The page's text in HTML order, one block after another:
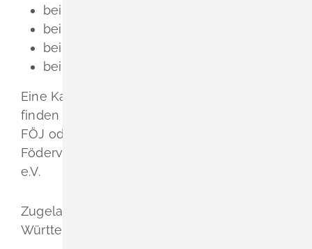
bei Natur- und Umweltschutzverbänden
bei Natur- und Umweltschutzzentren
bei umweltorientierten Unternehmen
bei Umwelt- oder Planungsämtern
Eine Karte der möglichen Einsatzstellen
finden Sie im Onlineangebot der Träger des
FÖJ oder über den Ö-Finder beim
Föderverein Ökologische Freiwilligendienste
e.V.
Zugelassene Träger des FÖJ in Baden-
Württemberg sind